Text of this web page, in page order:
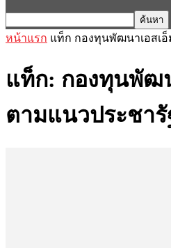
หน้าแรก แท็ก กองทุนพัฒนาเอสเ
แท็ก: กองทุนพัฒ
ตามแนวประชารั